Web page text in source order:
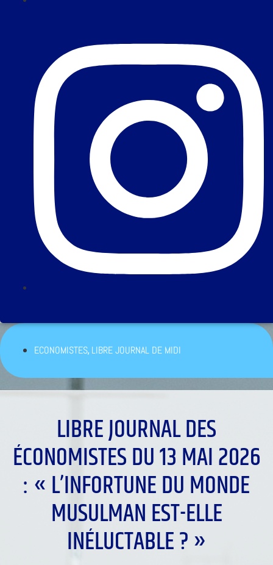
ECONOMISTES,LIBRE JOURNAL DE MIDI
LIBRE JOURNAL DES
ÉCONOMISTES DU 13 MAI 2026
: « L’INFORTUNE DU MONDE
MUSULMAN EST-ELLE
INÉLUCTABLE ? »